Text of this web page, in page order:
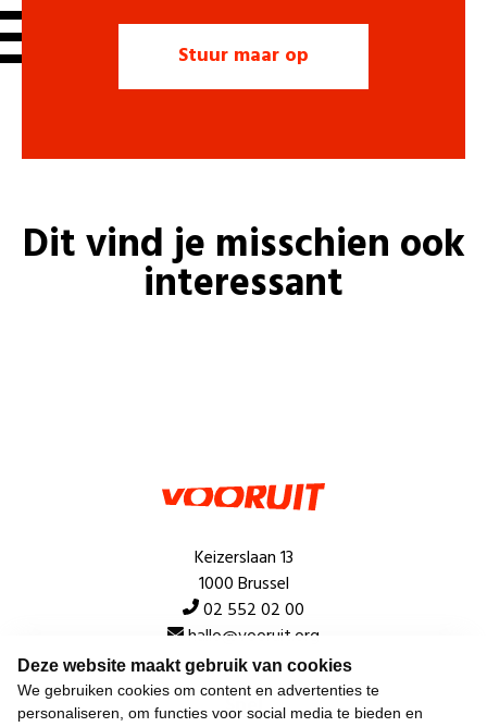
Deze website maakt gebruik van cookies
We gebruiken cookies om content en advertenties te
personaliseren, om functies voor social media te bieden en
Dit vind je misschien ook
interessant
Keizerslaan 13
1000 Brussel
02 552 02 00
hallo@vooruit.org
Snel